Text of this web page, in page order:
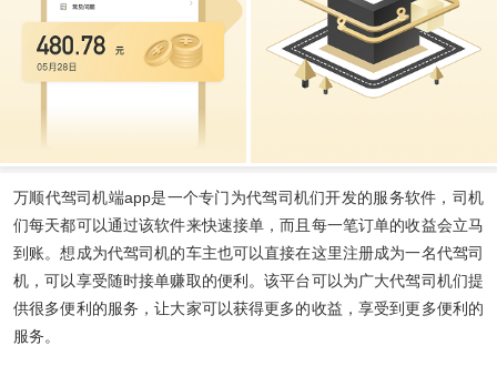
万顺代驾司机端app是一个专门为代驾司机们开发的服务软件，司机
们每天都可以通过该软件来快速接单，而且每一笔订单的收益会立马
到账。想成为代驾司机的车主也可以直接在这里注册成为一名代驾司
机，可以享受随时接单赚取的便利。该平台可以为广大代驾司机们提
供很多便利的服务，让大家可以获得更多的收益，享受到更多便利的
服务。